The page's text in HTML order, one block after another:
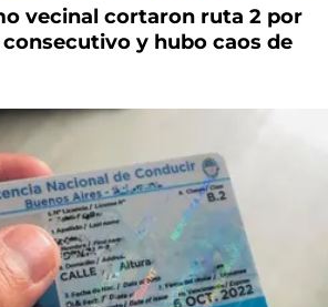
vecinal cortaron ruta 2 por
y hubo caos de